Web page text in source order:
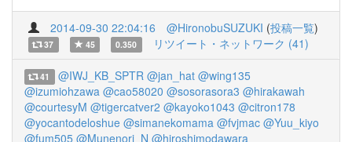
2014-09-30 22:04:16 @HironobuSUZUKI (投稿一覧)
37 45 0.350 リツイート・ネットワーク (41)
41 @IWJ_KB_SPTR @jan_hat @wing135
@izumiohzawa @cao58020 @sosorasora3 @hirakawah
@courtesyM @tigercatver2 @kayoko1043 @citron178
@yocantodeloshue @simanekomama @fvjmac @Yuu_kiyo
@fum505 @Munenori_N @hiroshimodawara